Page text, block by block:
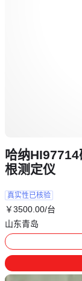
哈纳
根测定仪
真实性已核验
￥3500 .00/台
山东青岛